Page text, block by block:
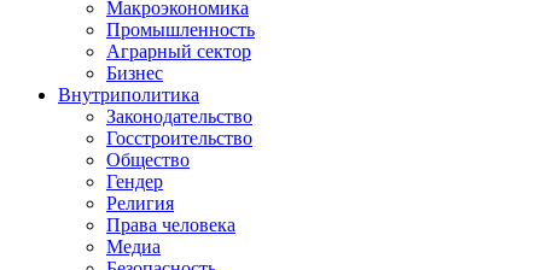
Макроэкономика
Промышленность
Аграрный сектор
Бизнес
Внутриполитика
Законодательство
Госстроительство
Общество
Гендер
Религия
Права человека
Медиа